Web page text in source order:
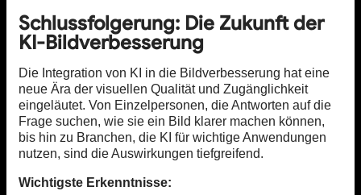
Schlussfolgerung: Die Zukunft der
KI-Bildverbesserung
Die Integration von KI in die Bildverbesserung hat eine
neue Ära der visuellen Qualität und Zugänglichkeit
eingeläutet. Von Einzelpersonen, die Antworten auf die
Frage suchen, wie sie ein Bild klarer machen können,
bis hin zu Branchen, die KI für wichtige Anwendungen
nutzen, sind die Auswirkungen tiefgreifend.
Wichtigste Erkenntnisse: